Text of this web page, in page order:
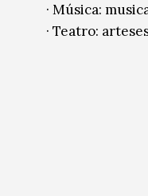
· Música:
· Teatro: